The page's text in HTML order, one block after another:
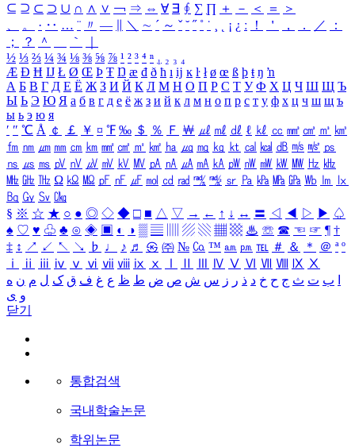
⊆ ⊇ ⊂ ⊃ ∪ ∩ ∧ ∨ ￢ ⇒ ⇔ ∀ ∃ ∮ ∑ ∏ ＋ － ＜ ＝
＞
、
。 · ‥ … ¨ 〃 ― ＼ ∼ ´ ～ ˇ ˘ ˝ ˚ ˙ ¸ ¡ ¿ ː ！ ＇ ， ． ／
：
；
？ ＾ ｀
½ ⅓ ⅔ ¼ ¾ ⅛ ⅜ ⅝ ⅞ ¹ ² ³ ⁴ ⁿ ₁ ₂ ₃ ₄
Æ Ð Ħ Ĳ Ł Ø Œ Þ Ŧ Ŋ æ đ ð ħ ı ĳ ĸ ŀ ł ø œ ß þ ŧ ŋ ŉ
А Б В Г Д Е Ё Ж З И Й К Л М Н О П Р С Т У Ф Х Ц Ч Ш Щ Ъ
Ы Ь Э Ю Я а б в г д е ё ж з и й к л м н о п р с т у ф х ц ч ш щ ъ
ы ь э ю я
′ ″ ℃ Å ￠ ￡ ￥ ¤ ℉ ‰ ＄ ％ Ｆ ￦ ㎕ ㎖ ㎗ ℓ ㎘ ㏄ ㎣ ㎤ ㎥ ㎦
㎙ ㎚ ㎛ ㎜ ㎝ ㎞ ㎟ ㎠ ㎡ ㎢ ㏊ ㎍ ㎎ ㎏ ㏏ ㎈ ㎉ ㏈ ㎧ ㎨ ㎰
㎱ ㎲ ㎳ ㎴ ㎵ ㎶ ㎷ ㎸ ㎹ ㎀ ㎁ ㎂ ㎃ ㎄ ㎺ ㎻ ㎽ ㎾ ㎿ ㎐ ㎑
㎒ ㎓ ㎔ Ω ㏀ ㏁ ㎊ ㎋ ㎌ ㏖ ㏅ ㎭ ㎮ ㎯ ㏛ ㎩ ㎪ ㎫ ㎬ ㏝ ㏐
㏓
㏃ ㏉ ㏜ ㏆
§ ※ ☆ ★ ○ ● ◎ ◇ ◆ □ ■ △ ▽ → ← ↑ ↓ ↔ 〓 ◁ ◀ ▷ ▶ ♤
♠ ♡ ♥ ♧ ♣ ⊙ ◈ ▣ ◐ ◑ ▒ ▤ ▨ ▧ ▦ ▩ ♨ ☏ ☎ ☜ ☞ ¶ †
‡ ↕ ↗ ↙ ↖ ↘ ♭ ♩ ♪ ♬ ㉿ ㈜ № ㏇ ™ ㏂ ㏘ ℡ ＃ ＆ ＊ ＠ ª º
ⅰ
ⅱ ⅲ ⅳ ⅴ ⅵ ⅶ ⅷ ⅸ ⅹ Ⅳ Ⅴ Ⅵ Ⅶ Ⅷ Ⅸ Ⅹ
ب ت ث ج ح خ د ذ ر ز س ش ص ض ط ظ ع غ ف ق ک ل م ن ه
و ی
닫기
통합검색
국내학술논문
학위논문